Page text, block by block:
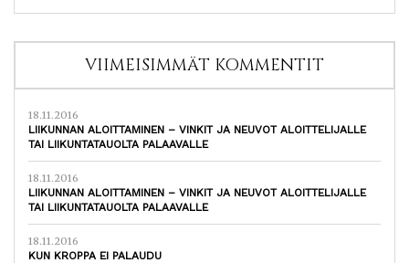
VIIMEISIMMÄT KOMMENTIT
18.11.2016
LIIKUNNAN ALOITTAMINEN – VINKIT JA NEUVOT ALOITTELIJALLE
TAI LIIKUNTATAUOLTA PALAAVALLE
18.11.2016
LIIKUNNAN ALOITTAMINEN – VINKIT JA NEUVOT ALOITTELIJALLE
TAI LIIKUNTATAUOLTA PALAAVALLE
18.11.2016
KUN KROPPA EI PALAUDU